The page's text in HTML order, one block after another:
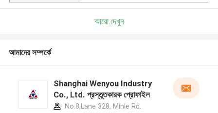
আরো দেখুন
আমাদের সম্পর্কে
Shanghai Wenyou Industry
Co., Ltd. প্রস্তুতকারক প্রোফাইল
No.8,Lane 328, Minle Rd.